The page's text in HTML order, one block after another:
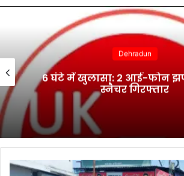
Dehradun
6 घंटे में खुलासा: 2 आई-फोन
स्नैचर गिरफ्तार